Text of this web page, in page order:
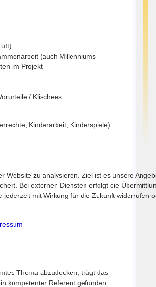
(auch Millenniums
im Projekt
/ Klischees
Kinderarbeit, Kinderspiele)
Thema abzudecken, trägt das
kompetenter Referent gefunden
zu analysieren. Ziel ist es unsere
Bei externen Diensten erfolgt die
mit Wirkung für die Zukunft widerrufen